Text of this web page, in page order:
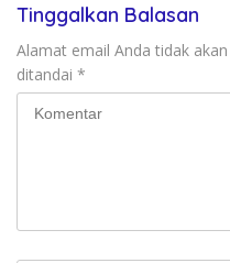
Tinggalkan Balasan
Alamat email Anda tidak
ditandai *